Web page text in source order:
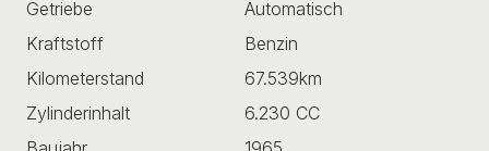
Getriebe
Automatisch
Kraftstoff
Benzin
Kilometerstand
67.539km
Zylinderinhalt
6.230 CC